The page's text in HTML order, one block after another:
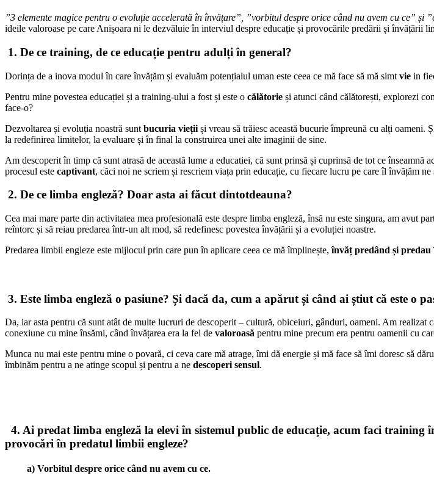
”3 elemente magice pentru o evoluție accelerată în învățare”, ”vorbitul despre orice când nu avem cu ce” și
ideile valoroase pe care Anișoara ni le dezvăluie în interviul despre educație și provocările predării și
1. De ce training, de ce educație pentru adulți în general?
Dorința de a inova modul în care învățăm și evaluăm potențialul uman este ceea ce mă face să mă simt vie in
Pentru mine povestea educației și a training-ului a fost și este o călătorie și atunci când călătorești, explorezi
face-o?
Dezvoltarea și evoluția noastră sunt bucuria vieții și vreau să trăiesc această bucurie împreună cu alți oameni.
la redefinirea limitelor, la evaluare și în final la construirea unei alte imaginii de sine.
Am descoperit în timp că sunt atrasă de această lume a educatiei, că sunt prinsă și cuprinsă de tot ce
procesul este captivant, căci noi ne scriem și rescriem viața prin educație, cu fiecare lucru pe care îl învățăm
2. De ce limba engleză? Doar asta ai făcut dintotdeauna?
Cea mai mare parte din activitatea mea profesională este despre limba engleză, însă nu este singura, am avut
reîntorc și să reiau predarea într-un alt mod, să redefinesc povestea învățării și a evoluției noastre.
Predarea limbii engleze este mijlocul prin care pun în aplicare ceea ce mă împlinește,învăț predând și predau
3. Este limba engleză o pasiune? Și dacă da, cum a apărut și când ai știut că este o
Da, iar asta pentru că sunt atât de multe lucruri de descoperit – cultură, obiceiuri, gânduri, oameni. Am realizat
conexiune cu mine însămi, când învățarea era la fel de valoroasă pentru mine precum era pentru oamenii cu
Munca nu mai este pentru mine o povară, ci ceva care mă atrage, îmi dă energie și mă face să îmi doresc să
îmbinăm pentru a ne atinge scopul și pentru a ne descoperi sensul.
4. Ai predat limba engleză la elevi în sistemul public de educație, acum faci training
provocări în predatul limbii engleze?
a) Vorbitul despre orice când nu avem cu ce.